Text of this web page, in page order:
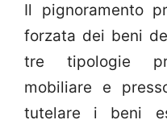
Il pignoramento
forzata dei beni
tre tipologie
mobiliare e
tutelare i beni